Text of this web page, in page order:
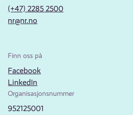
(+47) 2285 2500
nr@nr.no
Finn oss på
Facebook
LinkedIn
Organisasjonsnummer
952125001